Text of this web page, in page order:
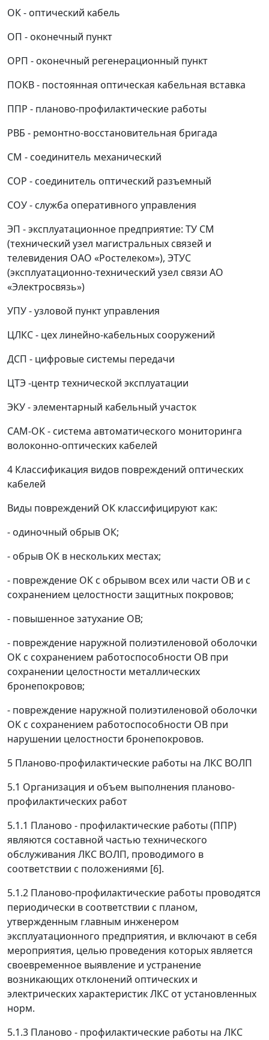
ОК - оптический кабель
ОП - оконечный пункт
ОРП - оконечный регенерационный пункт
ПОКВ - постоянная оптическая кабельная вставка
ППР - планово-профилактические работы
РВБ - ремонтно-восстановительная бригада
СМ - соединитель механический
СОР - соединитель оптический разъемный
СОУ - служба оперативного управления
ЭП - эксплуатационное предприятие: ТУ СМ
(технический узел магистральных связей и
телевидения ОАО «Ростелеком»), ЭТУС
(эксплуатационно-технический узел связи АО
«Электросвязь»)
УПУ - узловой пункт управления
ЦЛКС - цех линейно-кабельных сооружений
ДСП - цифровые системы передачи
ЦТЭ -центр технической эксплуатации
ЭКУ - элементарный кабельный участок
САМ-ОК - система автоматического мониторинга
волоконно-оптических кабелей
4 Классификация видов повреждений оптических
кабелей
Виды повреждений ОК классифицируют как:
- одиночный обрыв ОК;
- обрыв ОК в нескольких местах;
- повреждение ОК с обрывом всех или части ОВ и с
сохранением целостности защитных покровов;
- повышенное затухание ОВ;
- повреждение наружной полиэтиленовой оболочки
ОК с сохранением работоспособности ОВ при
сохранении целостности металлических
бронепокровов;
- повреждение наружной полиэтиленовой оболочки
ОК с сохранением работоспособности ОВ при
нарушении целостности бронепокровов.
5 Планово-профилактические работы на ЛКС ВОЛП
5.1 Организация и объем выполнения планово-
профилактических работ
5.1.1 Планово - профилактические работы (ППР)
являются составной частью технического
обслуживания ЛКС ВОЛП, проводимого в
соответствии с положениями [6].
5.1.2 Планово-профилактические работы проводятся
периодически в соответствии с планом,
утвержденным главным инженером
эксплуатационного предприятия, и включают в себя
мероприятия, целью проведения которых является
своевременное выявление и устранение
возникающих отклонений оптических и
электрических характеристик ЛКС от установленных
норм.
5.1.3 Планово - профилактические работы на ЛКС